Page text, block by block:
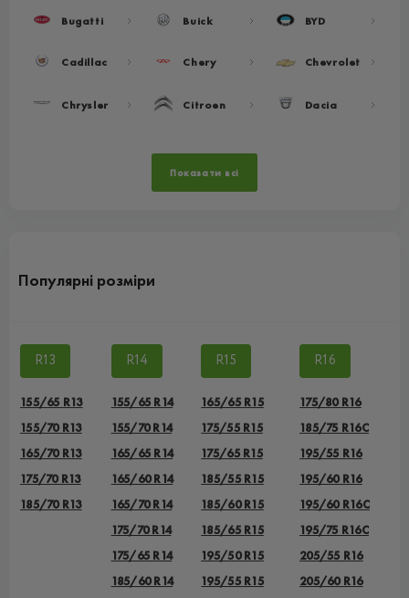
Bugatti Buick BYD
Cadillac Chery Chevrolet
Chrysler Citroen Dacia
Показати всі
Популярні розміри
R13
155/65 R13
155/70 R13
165/70 R13
175/70 R13
185/70 R13
R14
155/65 R14
155/70 R14
165/65 R14
165/60 R14
165/70 R14
175/70 R14
175/65 R14
185/60 R14
R15
165/65 R15
175/55 R15
175/65 R15
185/55 R15
185/60 R15
185/65 R15
195/50 R15
195/55 R15
R16
175/80 R16
185/75 R16C
195/55 R16
195/60 R16
195/60 R16C
195/75 R16C
205/55 R16
205/60 R16